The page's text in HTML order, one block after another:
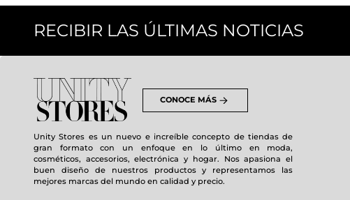
RECIBIR LAS ÚLTIMAS NOTICIAS
CONOCE MÁS
Unity Stores es un nuevo e increíble concepto de tiendas de
gran formato con un enfoque en lo último en moda,
cosméticos, accesorios, electrónica y hogar. Nos apasiona el
buen diseño de nuestros productos y representamos las
mejores marcas del mundo en calidad y precio.